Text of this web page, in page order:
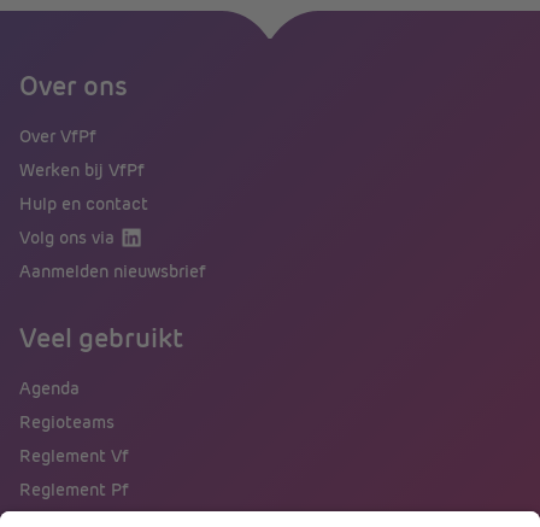
Over ons
Over VfPf
Werken bij VfPf
Hulp en contact
Volg ons via
Aanmelden nieuwsbrief
Veel gebruikt
Agenda
Regioteams
Reglement Vf
Reglement Pf